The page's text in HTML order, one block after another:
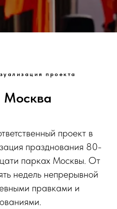
проекта
проект в
празднования 80-
парках Москвы. От
недель непрерывной
правками и